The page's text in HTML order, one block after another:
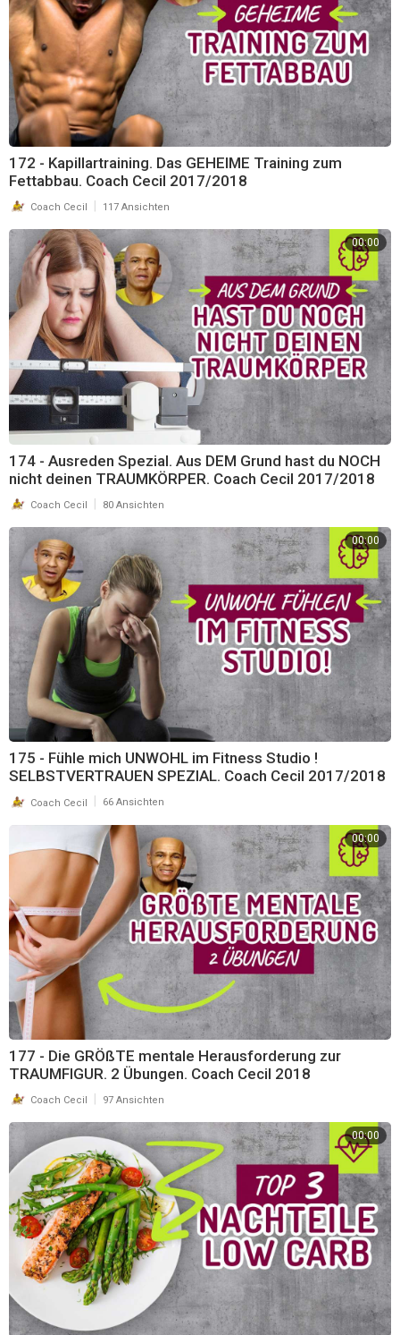
172 - Kapillartraining. Das GEHEIME Training zum
Fettabbau. Coach Cecil 2017/2018
Coach Cecil 117 Ansichten
00:00
174 - Ausreden Spezial. Aus DEM Grund hast du NOCH
nicht deinen TRAUMKÖRPER. Coach Cecil 2017/2018
Coach Cecil 80 Ansichten
00:00
175 - Fühle mich UNWOHL im Fitness Studio !
SELBSTVERTRAUEN SPEZIAL. Coach Cecil 2017/2018
Coach Cecil 66 Ansichten
00:00
177 - Die GRÖßTE mentale Herausforderung zur
TRAUMFIGUR. 2 Übungen. Coach Cecil 2018
Coach Cecil 97 Ansichten
00:00